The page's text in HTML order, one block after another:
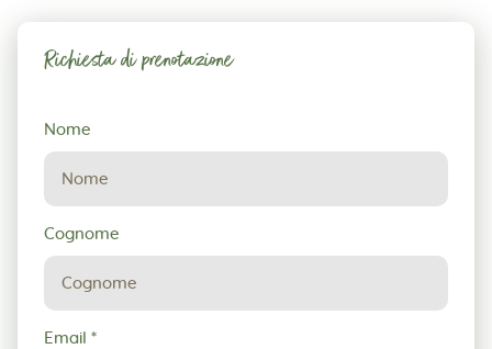
Richiesta di prenotazione
Richiesta
di
prenotazione
Nome
Cognome
Email *